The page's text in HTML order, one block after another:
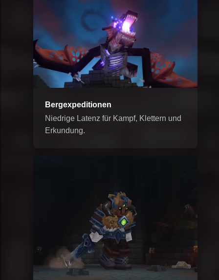
Bergexpeditionen
Niedrige Latenz für Kampf, Klettern und
Erkundung.